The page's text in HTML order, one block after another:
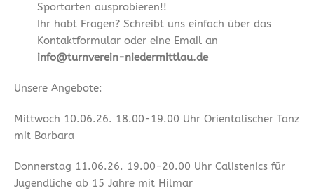
Sportarten ausprobieren!!
Ihr habt Fragen? Schreibt uns einfach über das
Kontaktformular oder eine Email an
info@turnverein-niedermittlau.de
Unsere Angebote:
Mittwoch 10.06.26. 18.00-19.00 Uhr Orientalischer Tanz
mit Barbara
Donnerstag 11.06.26. 19.00-20.00 Uhr Calistenics für
Jugendliche ab 15 Jahre mit Hilmar